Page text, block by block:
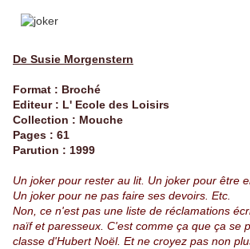
De Susie Morgenstern
Format : Broché
Editeur : L' Ecole des Loisirs
Collection : Mouche
Pages : 61
Parution : 1999
Un joker pour rester au lit. Un joker pour être
Un joker pour ne pas faire ses devoirs. Etc.
Non, ce n'est pas une liste de réclamations
naïf et paresseux. C'est comme ça que ça se
classe d'Hubert Noël. Et ne croyez pas non